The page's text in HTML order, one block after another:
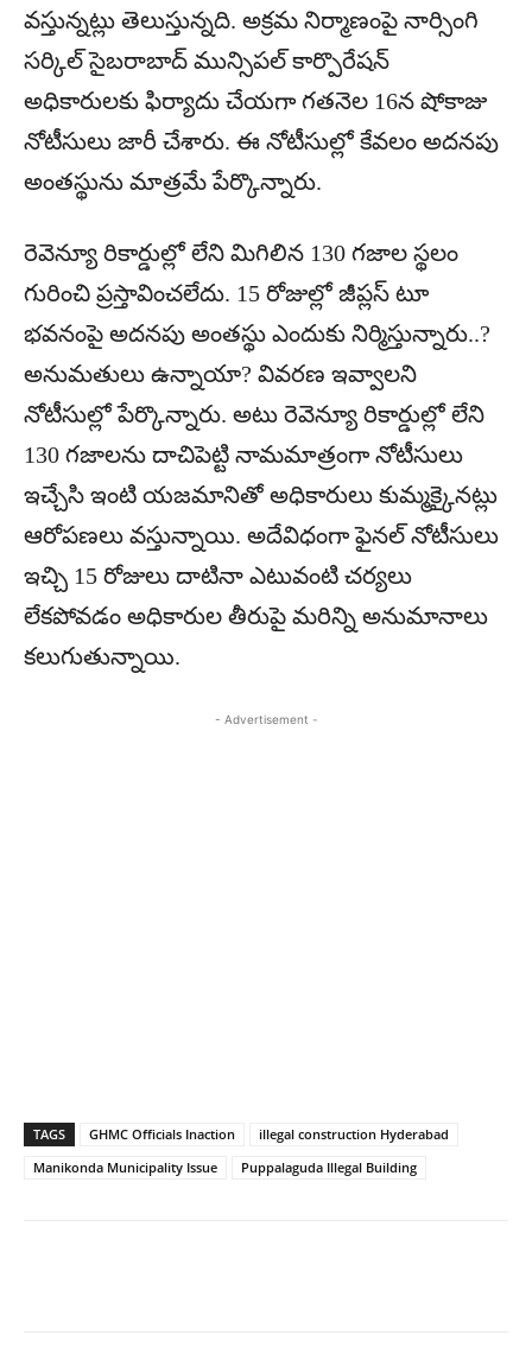
వస్తున్నట్లు తెలుస్తున్నది. అక్రమ నిర్మాణంపై నార్సింగి
సర్కిల్ సైబరాబాద్ మున్సిపల్ కార్పొరేషన్
అధికారులకు ఫిర్యాదు చేయగా గతనెల 16న షోకాజు
నోటీసులు జారీ చేశారు. ఈ నోటీసుల్లో కేవలం అదనపు
అంతస్థును మాత్రమే పేర్కొన్నారు.
రెవెన్యూ రికార్డుల్లో లేని మిగిలిన 130 గజాల స్థలం
గురించి ప్రస్తావించలేదు. 15 రోజుల్లో జీప్లస్ టూ
భవనంపై అదనపు అంతస్థు ఎందుకు నిర్మిస్తున్నారు..?
అనుమతులు ఉన్నాయా? వివరణ ఇవ్వాలని
నోటీసుల్లో పేర్కొన్నారు. అటు రెవెన్యూ రికార్డుల్లో లేని
130 గజాలను దాచిపెట్టి నామమాత్రంగా నోటీసులు
ఇచ్చేసి ఇంటి యజమానితో అధికారులు కుమ్మక్కైనట్లు
ఆరోపణలు వస్తున్నాయి. అదేవిధంగా ఫైనల్ నోటీసులు
ఇచ్చి 15 రోజులు దాటినా ఎటువంటి చర్యలు
లేకపోవడం అధికారుల తీరుపై మరిన్ని అనుమానాలు
కలుగుతున్నాయి.
- Advertisement -
TAGS GHMC Officials Inaction
illegal construction Hyderabad
Manikonda Municipality Issue
Puppalaguda Illegal Building